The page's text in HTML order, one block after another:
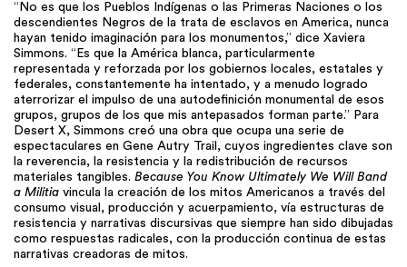
“No es que los Pueblos Indígenas o las Primeras Naciones o los
descendientes Negros de la trata de esclavos en America, nunca
hayan tenido imaginación para los monumentos,” dice Xaviera
Simmons. “Es que la América blanca, particularmente
representada y reforzada por los gobiernos locales, estatales y
federales, constantemente ha intentado, y a menudo logrado
aterrorizar el impulso de una autodefinición monumental de esos
grupos, grupos de los que mis antepasados forman parte.” Para
Desert X, Simmons creó una obra que ocupa una serie de
espectaculares en Gene Autry Trail, cuyos ingredientes clave son
la reverencia, la resistencia y la redistribución de recursos
materiales tangibles. Because You Know Ultimately We Will Band
a Militia vincula la creación de los mitos Americanos a través del
consumo visual, producción y acuerpamiento, vía estructuras de
resistencia y narrativas discursivas que siempre han sido dibujadas
como respuestas radicales, con la producción continua de estas
narrativas creadoras de mitos.